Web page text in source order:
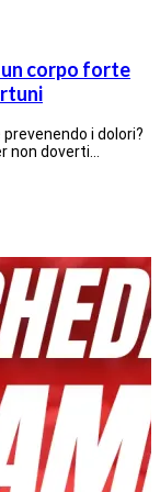
un corpo forte
i dolori?
non doverti…